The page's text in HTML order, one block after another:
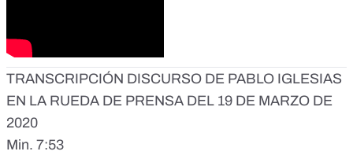
TRANSCRIPCIÓN DISCURSO DE PABLO IGLESIAS
EN LA RUEDA DE PRENSA DEL 19 DE MARZO DE
2020
Min. 7:53